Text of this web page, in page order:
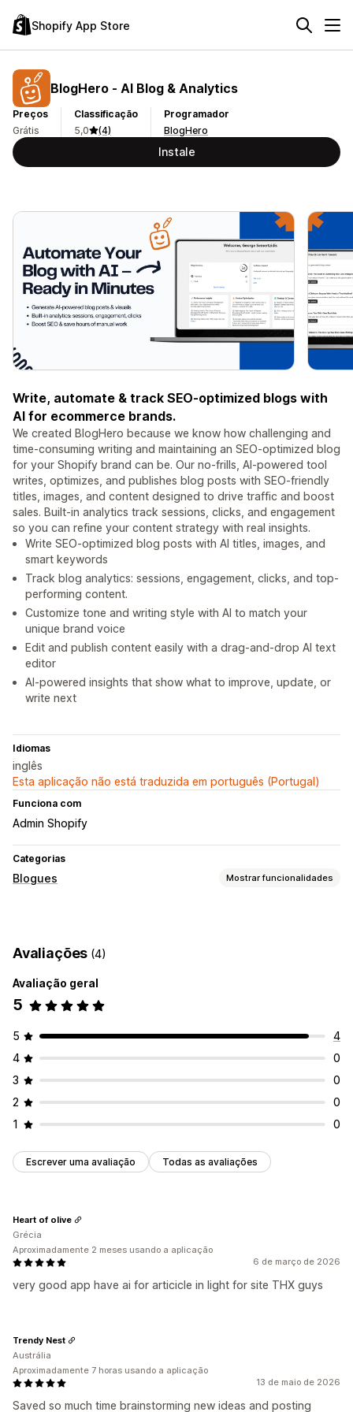
Shopify App Store
BlogHero ‑ AI Blog & Analytics
Preços
Grátis
Classificação
5,0
(4)
Programador
BlogHero
Instale
Write, automate & track SEO-optimized blogs with
AI for ecommerce brands.
We created BlogHero because we know how challenging and
time-consuming writing and maintaining an SEO-optimized blog
for your Shopify brand can be. Our no-frills, AI-powered tool
writes, optimizes, and publishes blog posts with SEO-friendly
titles, images, and content designed to drive traffic and boost
sales. Built-in analytics track sessions, clicks, and engagement
so you can refine your content strategy with real insights.
Write SEO-optimized blog posts with AI titles, images, and
smart keywords
Track blog analytics: sessions, engagement, clicks, and top-
performing content.
Customize tone and writing style with AI to match your
unique brand voice
Edit and publish content easily with a drag-and-drop AI text
editor
AI-powered insights that show what to improve, update, or
write next
Idiomas
inglês
Esta aplicação não está traduzida em português (Portugal)
Funciona com
Admin Shopify
Categorias
Blogues Mostrar funcionalidades
Tópicos recomendados
Produtos incorporados
Agendamento automático
Avaliações (4)
Avaliação geral
5
5
4
4
0
3
0
2
0
1
0
Escrever uma avaliação Todas as avaliações
6 de março de 2026
very good app have ai for articicle in light for site THX guys
Heart of olive
Grécia
Aproximadamente 2 meses usando a aplicação
13 de maio de 2026
Saved so much time brainstorming new ideas and posting
Trendy Nest
Austrália
Aproximadamente 7 horas usando a aplicação